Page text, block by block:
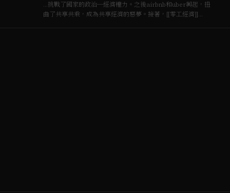
…挑戰了國家的政治─經濟權力。之後airbnb和uber興起，扭
曲了共享共乘，成為共享經濟的惡夢。接著，[[零工經濟]]